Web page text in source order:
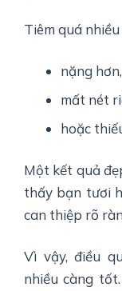
Tiêm quá
nặng hơn,
mất nét
hoặc
Một kết quả
thấy bạn tươi
can thiệp rõ
Vì vậy, điều
nhiều càng